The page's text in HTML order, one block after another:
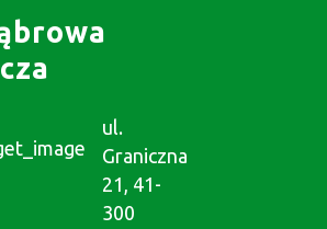
ul.
Graniczna
21, 41-
300